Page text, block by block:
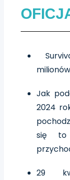
Jak
2024
się to
29